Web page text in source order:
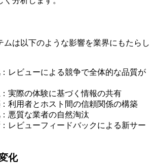
ムは以下のような影響を業界にもたらし
：レビューによる競争で全体的な品質が
：実際の体験に基づく情報の共有
：利用者とホスト間の信頼関係の構築
：悪質な業者の自然淘汰
：レビューフィードバックによる新サー
化